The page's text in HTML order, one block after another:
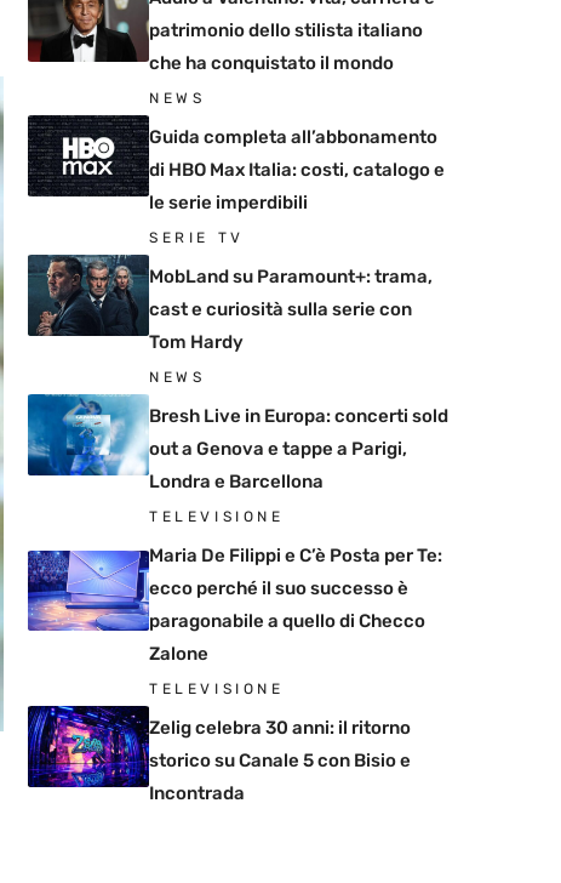
patrimonio dello stilista italiano
che ha conquistato il mondo
NEWS
Guida completa all’abbonamento
di HBO Max Italia: costi, catalogo e
le serie imperdibili
SERIE TV
MobLand su Paramount+: trama,
cast e curiosità sulla serie con
Tom Hardy
NEWS
Bresh Live in Europa: concerti sold
out a Genova e tappe a Parigi,
Londra e Barcellona
TELEVISIONE
Maria De Filippi e C’è Posta per Te:
ecco perché il suo successo è
paragonabile a quello di Checco
Zalone
TELEVISIONE
Zelig celebra 30 anni: il ritorno
storico su Canale 5 con Bisio e
Incontrada